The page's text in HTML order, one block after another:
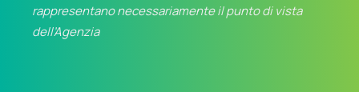
rappresentano necessariamente il punto di vista
dell’Agenzia